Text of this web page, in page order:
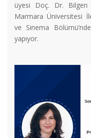
üyesi Doç. Dr. Bilgen
Marmara Üniversitesi
ve Sinema
yapıyor.